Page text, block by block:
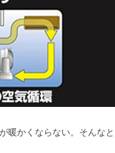
暖かくならない。そんなと